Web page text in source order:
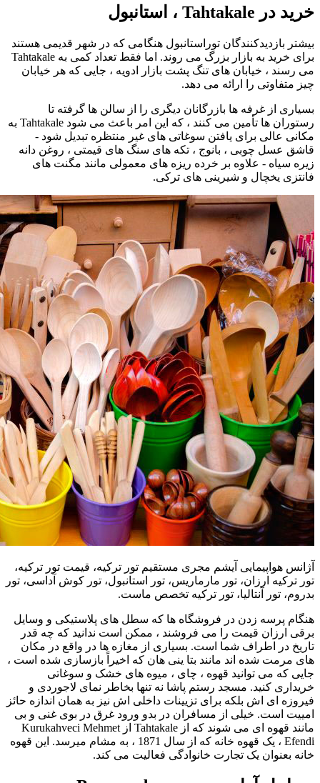
خرید در Tahtakale ، استانبول
بیشتر بازدیدکنندگان توراستانبول هنگامی که در شهر قدیمی هستند
برای خرید به بازار بزرگ می روند. اما فقط تعداد کمی به Tahtakale
می رسند ، خیابان های تنگ پشت بازار ادویه ، جایی که هر خیابان
چیز متفاوتی را ارائه می دهد.
بسیاری از غرفه ها بازرگانان دیگری را از سالن ها گرفته تا
رستوران ها تأمین می کنند ، که این امر باعث می شود Tahtakale به
مکانی عالی برای یافتن سوغاتی های غیر منتظره تبدیل شود -
قاشق عسل چوبی ، بانوج ، تکه های سنگ های قیمتی ، روغن دانه
زیره سیاه - علاوه بر خرده ریزه های معمولی مانند مگنت های
فانتزی یخچال و شیرینی های ترکی.
آژانس هواپیمایی آیشم مجری مستقیم تور ترکیه، قیمت تور ترکیه،
تور ترکیه ارزان، تور مارماریس، تور استانبول، تور کوش آداسی، تور
بدروم، تور آنتالیا، تور ترکیه تخصص ماست.
هنگام پرسه زدن در فروشگاه ها که سطل های پلاستیکی و وسایل
برقی ارزان قیمت را می فروشند ، ممکن است ندانید که چه قدر
تاریخ در اطراف شما است. بسیاری از مغازه ها در واقع در مکان
های مرمت شده اند مانند بتا ینی هان که اخیراً بازسازی شده است ،
جایی که می توانید قهوه ، چای ، میوه های خشک و سوغاتی
خریداری کنید. مسجد رستم پاشا نه تنها بخاطر نمای لاجوردی و
فیروزه ای اش بلکه برای تزیینات داخلی اش نیز به همان اندازه حائز
امییت است. خیلی از مسافران در بدو ورود غرق در بوی غنی و بی
مانند قهوه ای می شوند که از Tahtakale از Kurukahveci Mehmet
Efendi ، یک قهوه خانه که از سال 1871 ، به مشام میرسد. این قهوه
خانه بعنوان یک تجارت خانوادگی فعالیت می کند.